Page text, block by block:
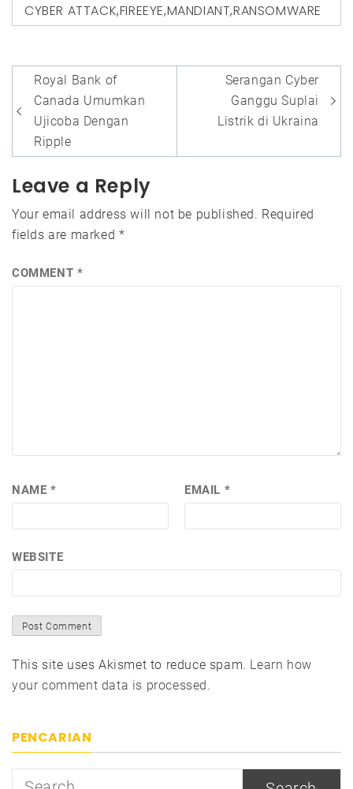
CYBER ATTACK,FIREEYE,MANDIANT,RANSOMWARE
Post
navigation
Royal Bank of
Canada Umumkan
Ujicoba Dengan
Ripple
Serangan Cyber
Ganggu Suplai
Listrik di Ukraina
Leave a Reply
Your email address will not be published. Required
fields are marked *
COMMENT *
NAME * EMAIL *
WEBSITE
This site uses Akismet to reduce spam. Learn how
your comment data is processed.
PENCARIAN
Search